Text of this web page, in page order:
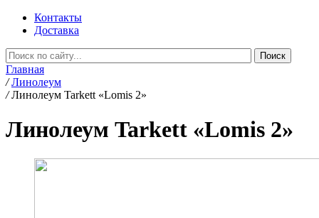
Контакты
Доставка
Главная
/ Линолеум
/ Линолеум Tarkett «Lomis 2»
Линолеум Tarkett «Lomis 2»